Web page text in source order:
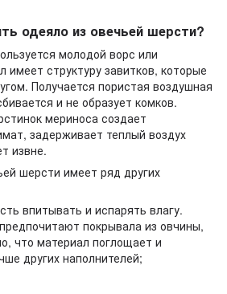
одеяло из овечьей шерсти?
молодой ворс или
структуру завитков, которые
Получается пористая воздушная
и не образует комков.
мериноса создает
задерживает теплый воздух
извне.
шерсти имеет ряд других
впитывать и испарять влагу.
покрывала из овчины,
что материал поглощает и
других наполнителей;